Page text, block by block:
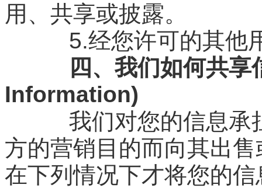
用、共享或披露。
5.经您许可的其他
四、我们如何共
Information)
我们对您的信息承
方的营销目的而向其出
在下列情况下才将您的